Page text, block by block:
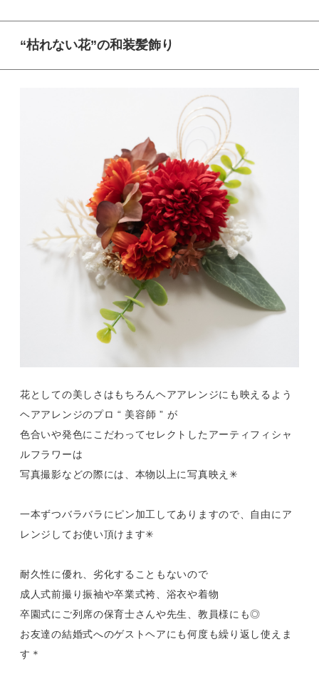
“枯れない花”の和装髪飾り
花としての美しさはもちろんヘアアレンジにも映えるよう
ヘアアレンジのプロ “ 美容師 ” が
色合いや発色にこだわってセレクトしたアーティフィシャ
ルフラワーは
写真撮影などの際には、本物以上に写真映え✳︎
一本ずつバラバラにピン加工してありますので、自由にア
レンジしてお使い頂けます✳︎
耐久性に優れ、劣化することもないので
成人式前撮り振袖や卒業式袴、浴衣や着物
卒園式にご列席の保育士さんや先生、教員様にも◎
お友達の結婚式へのゲストヘアにも何度も繰り返し使えま
す＊